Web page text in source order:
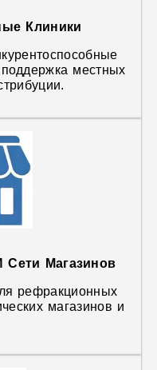
Клиники
местных
Сети Магазинов
рефракционных
магазинов и